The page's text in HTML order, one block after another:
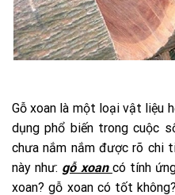
Gỗ xoan là một loại vật liệu
dụng phổ biến trong cuộc
chưa nắm nắm được rõ chi
này như: gỗ xoan có tính
xoan? gỗ xoan có tốt